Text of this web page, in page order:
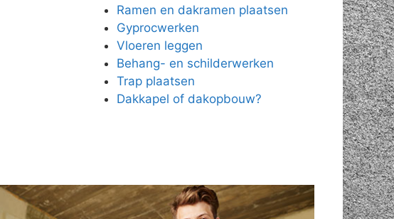
Ramen en dakramen plaatsen
Gyprocwerken
Vloeren leggen
Behang- en schilderwerken
Trap plaatsen
Dakkapel of dakopbouw?